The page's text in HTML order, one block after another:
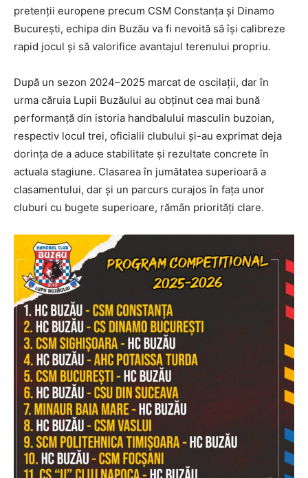
pretenții europene precum CSM Constanța și Dinamo
București, echipa din Buzău va fi nevoită să își calibreze
rapid jocul și să valorifice avantajul terenului propriu.
După un sezon 2024–2025 marcat de oscilații, dar în
urma căruia Lupii Buzăului au obținut cea mai bună
performanță din istoria handbalului masculin buzoian,
respectiv locul trei, oficialii clubului și-au exprimat deja
dorința de a aduce stabilitate și rezultate concrete în
actuala stagiune. Clasarea în jumătatea superioară a
clasamentului, dar și un parcurs curajos în fața unor
cluburi cu bugete superioare, rămân priorități clare.